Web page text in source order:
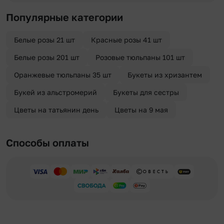
«Анонимная доставка». Мы гарантируем анонимность
Популярные категории
Белые розы 21 шт Красные розы 41 шт
Белые розы 201 шт Розовые тюльпаны 101 шт
Оранжевые тюльпаны 35 шт Букеты из хризантем
Букей из альстромерий Букеты для сестры
Цветы на татьянин день Цветы на 9 мая
Способы оплаты